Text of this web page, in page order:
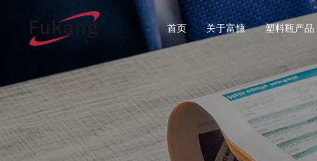
首页 关于富慷 塑料瓶产品
所有分类